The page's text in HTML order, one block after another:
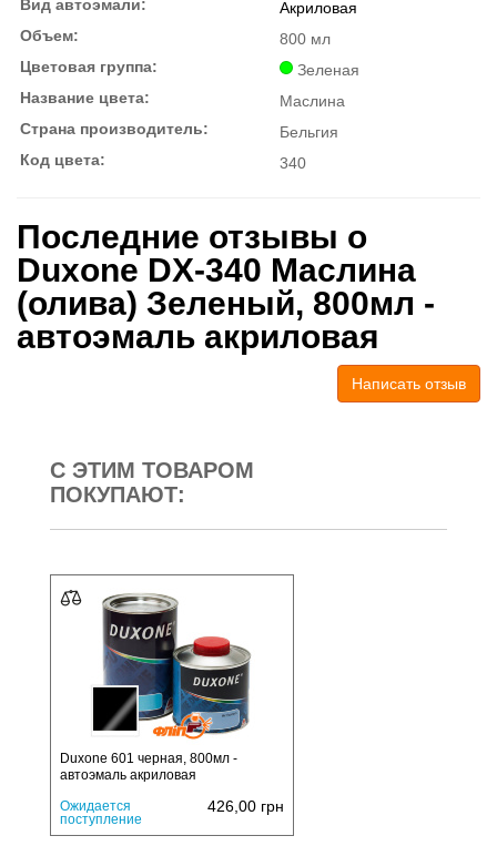
Вид автоэмали:
Акриловая
Объем:
800 мл
Цветовая группа:
Зеленая
Название цвета:
Маслина
Страна производитель:
Бельгия
Код цвета:
340
Последние отзывы о
Duxone DX-340 Маслина
(олива) Зеленый, 800мл -
автоэмаль акриловая
Написать отзыв
С ЭТИМ ТОВАРОМ
ПОКУПАЮТ:
Duxone 601 черная, 800мл -
автоэмаль акриловая
Ожидается
поступление
426,00 грн